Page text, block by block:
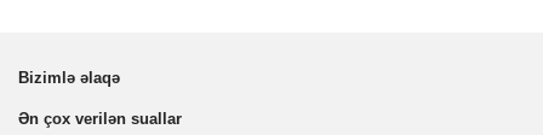
Bizimlə əlaqə
Ən çox verilən suallar